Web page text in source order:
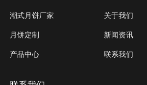
潮式月饼厂家
月饼定制
产品中心
关于我们
新闻资讯
联系我们